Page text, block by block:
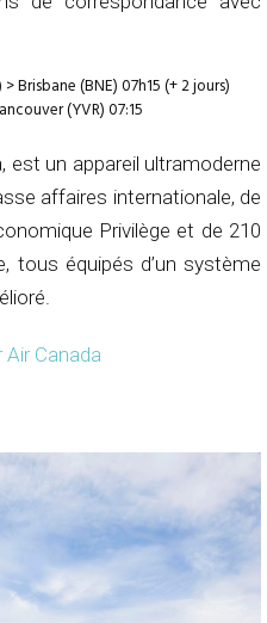
Brisbane (BNE) 07h15 (+ 2 jours)
(YVR) 07:15
est un appareil ultramoderne
affaires internationale, de
Privilège et de 210
tous équipés d’un système
Canada